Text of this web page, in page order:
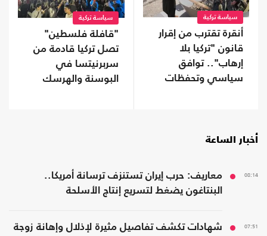
سياسة تركية
أنقرة تقترب من إقرار
قانون "تركيا بلا
إرهاب".. توافق
سياسي وتحفظات
سياسة تركية
"قافلة فلسطين"
تصل تركيا قادمة من
سربرنيتسا في
البوسنة والهرسك
أخبار الساعة
08:14
معاريف: حرب إيران تستنزف ترسانة أمريكا..
البنتاغون يضغط لتسريع إنتاج الأسلحة
07:51
شهادات تكشف تفاصيل مثيرة لإذلال وإهانة زوجة